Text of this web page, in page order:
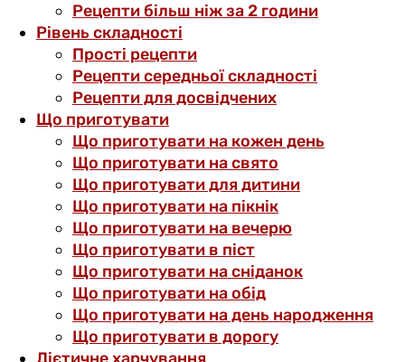
Рецепти більш ніж за 2 години
Рівень складності
Прості рецепти
Рецепти середньої складності
Рецепти для досвідчених
Що приготувати
Що приготувати на кожен день
Що приготувати на свято
Що приготувати для дитини
Що приготувати на пікнік
Що приготувати на вечерю
Що приготувати в піст
Що приготувати на сніданок
Що приготувати на обід
Що приготувати на день народження
Що приготувати в дорогу